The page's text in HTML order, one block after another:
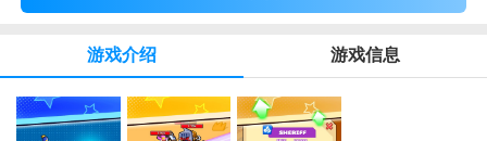
游戏介绍 游戏信息